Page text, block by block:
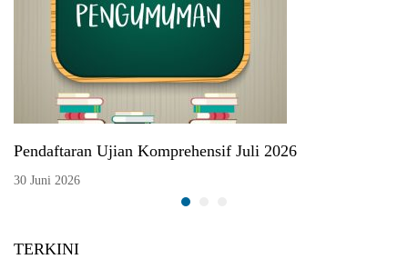
Pendaftaran Ujian Komprehensif Juli 2026
30 Juni 2026
TERKINI